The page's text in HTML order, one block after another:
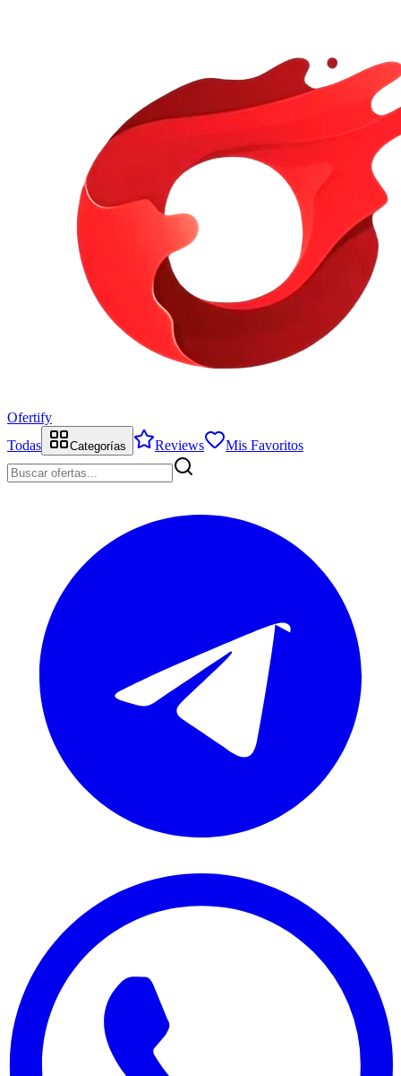
Ofertify
Todas
Categorías Reviews Mis Favoritos